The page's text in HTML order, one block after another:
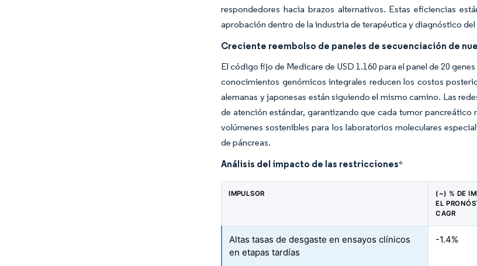
respondedores hacia brazos alternativos. Estas eficiencias
aprobación dentro de la industria de terapéutica y diagnóstico del
Creciente reembolso de paneles de secuenciación de
El código fijo de Medicare de USD 1.160 para el panel de 20
conocimientos genómicos integrales reducen los costos
alemanas y japonesas están siguiendo el mismo camino. Las
de atención estándar, garantizando que cada tumor
volúmenes sostenibles para los laboratorios moleculares
de páncreas.
Análisis del impacto de las restricciones*
IMPULSOR
(~) % DE
EL
CAGR
Altas tasas de desgaste en ensayos clínicos
en etapas tardías
-1.4%